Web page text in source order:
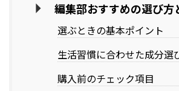
編集部おすすめの選び方
選ぶときの基本ポイント
生活習慣に合わせた成分選
購入前のチェック項目